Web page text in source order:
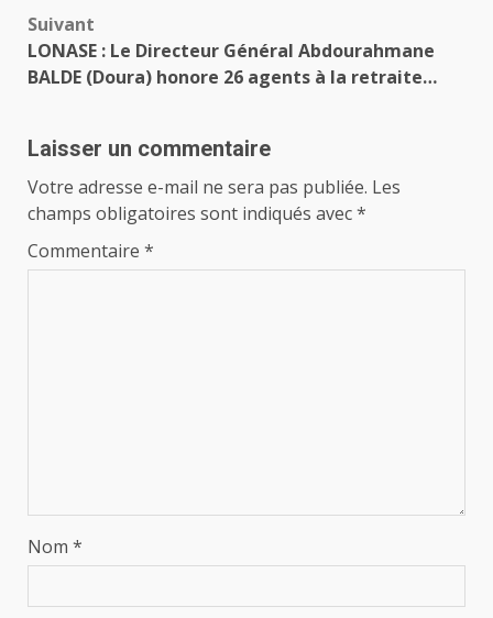
Suivant
LONASE : Le Directeur Général Abdourahmane
BALDE (Doura) honore 26 agents à la retraite…
Laisser un commentaire
Votre adresse e-mail ne sera pas publiée. Les
champs obligatoires sont indiqués avec*
Commentaire *
Nom *